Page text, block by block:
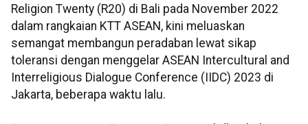
Religion Twenty (R20) di Bali pada November 2022
dalam rangkaian KTT ASEAN, kini meluaskan
semangat membangun peradaban lewat sikap
toleransi dengan menggelar ASEAN Intercultural and
Interreligious Dialogue Conference (IIDC) 2023 di
Jakarta, beberapa waktu lalu.